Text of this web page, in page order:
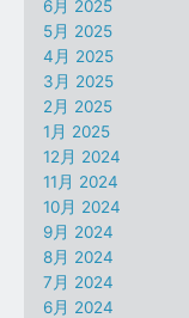
6月 2025
5月 2025
4月 2025
3月 2025
2月 2025
1月 2025
12月 2024
11月 2024
10月 2024
9月 2024
8月 2024
7月 2024
6月 2024